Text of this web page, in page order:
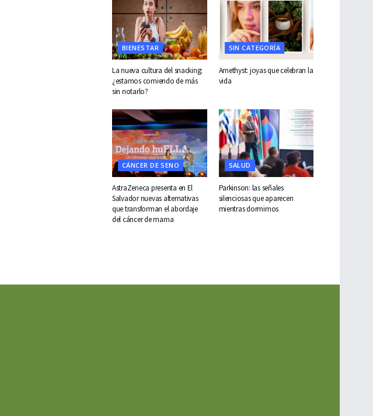
BIENESTAR
La nueva cultura del snacking:
¿estamos comiendo de más
sin notarlo?
SIN CATEGORÍA
Amethyst: joyas que celebran la
vida
CÁNCER DE SENO
AstraZeneca presenta en El
Salvador nuevas alternativas
que transforman el abordaje
del cáncer de mama
SALUD
Parkinson: las señales
silenciosas que aparecen
mientras dormimos